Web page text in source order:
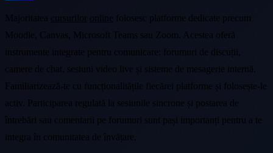
Majoritatea cursurilor online folosesc platforme dedicate precum
Moodle, Canvas, Microsoft Teams sau Zoom. Acestea oferă
instrumente integrate pentru comunicare: forumuri de discuții,
camere de chat, sesiuni video live și sisteme de mesagerie internă.
Familiarizează-te cu funcționalitățile fiecărei platforme și folosește-le
activ. Participarea regulată la sesiunile sincrone și postarea de
întrebări sau comentarii pe forumuri sunt pași importanți pentru a te
integra în comunitatea de învățare.